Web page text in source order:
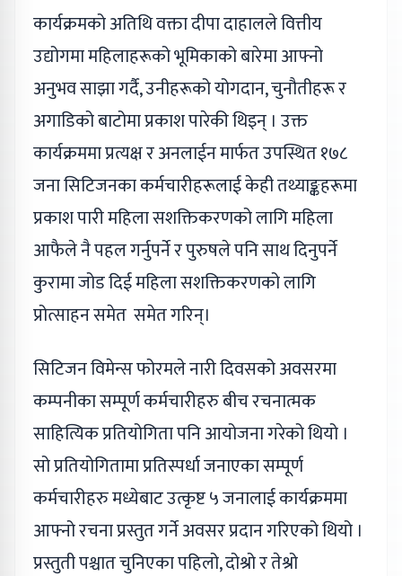
कार्यक्रमको अतिथि वक्ता दीपा दाहालले वित्तीय
उद्योगमा महिलाहरूको भूमिकाको बारेमा आफ्नो
अनुभव साझा गर्दै, उनीहरूको योगदान, चुनौतीहरू र
अगाडिको बाटोमा प्रकाश पारेकी थिइन् । उक्त
कार्यक्रममा प्रत्यक्ष र अनलाईन मार्फत उपस्थित १७८
जना सिटिजनका कर्मचारीहरूलाई केही तथ्याङ्कहरूमा
प्रकाश पारी महिला सशक्तिकरणको लागि महिला
आफैले नै पहल गर्नुपर्ने र पुरुषले पनि साथ दिनुपर्ने
कुरामा जोड दिई महिला सशक्तिकरणको लागि
प्रोत्साहन समेत समेत गरिन्।
सिटिजन विमेन्स फोरमले नारी दिवसको अवसरमा
कम्पनीका सम्पूर्ण कर्मचारीहरु बीच रचनात्मक
साहित्यिक प्रतियोगिता पनि आयोजना गरेको थियो ।
सो प्रतियोगितामा प्रतिस्पर्धा जनाएका सम्पूर्ण
कर्मचारीहरु मध्येबाट उत्कृष्ट ५ जनालाई कार्यक्रममा
आफ्नो रचना प्रस्तुत गर्ने अवसर प्रदान गरिएको थियो ।
प्रस्तुती पश्चात चुनिएका पहिलो, दोश्रो र तेश्रो